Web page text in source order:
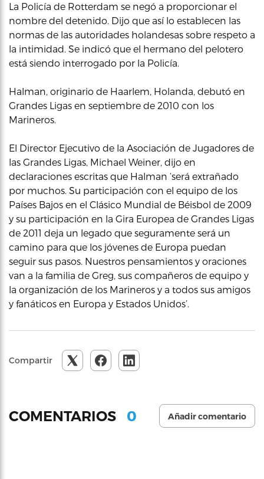
La Policía de Rotterdam se negó a proporcionar el
nombre del detenido. Dijo que así lo establecen las
normas de las autoridades holandesas sobre respeto a
la intimidad. Se indicó que el hermano del pelotero
está siendo interrogado por la Policía.
Halman, originario de Haarlem, Holanda, debutó en
Grandes Ligas en septiembre de 2010 con los
Marineros.
El Director Ejecutivo de la Asociación de Jugadores de
las Grandes Ligas, Michael Weiner, dijo en
declaraciones escritas que Halman ‘será extrañado
por muchos. Su participación con el equipo de los
Países Bajos en el Clásico Mundial de Béisbol de 2009
y su participación en la Gira Europea de Grandes Ligas
de 2011 deja un legado que seguramente será un
camino para que los jóvenes de Europa puedan
seguir sus pasos. Nuestros pensamientos y oraciones
van a la familia de Greg, sus compañeros de equipo y
la organización de los Marineros y a todos sus amigos
y fanáticos en Europa y Estados Unidos’.
Compartir
COMENTARIOS 0 Añadir comentario